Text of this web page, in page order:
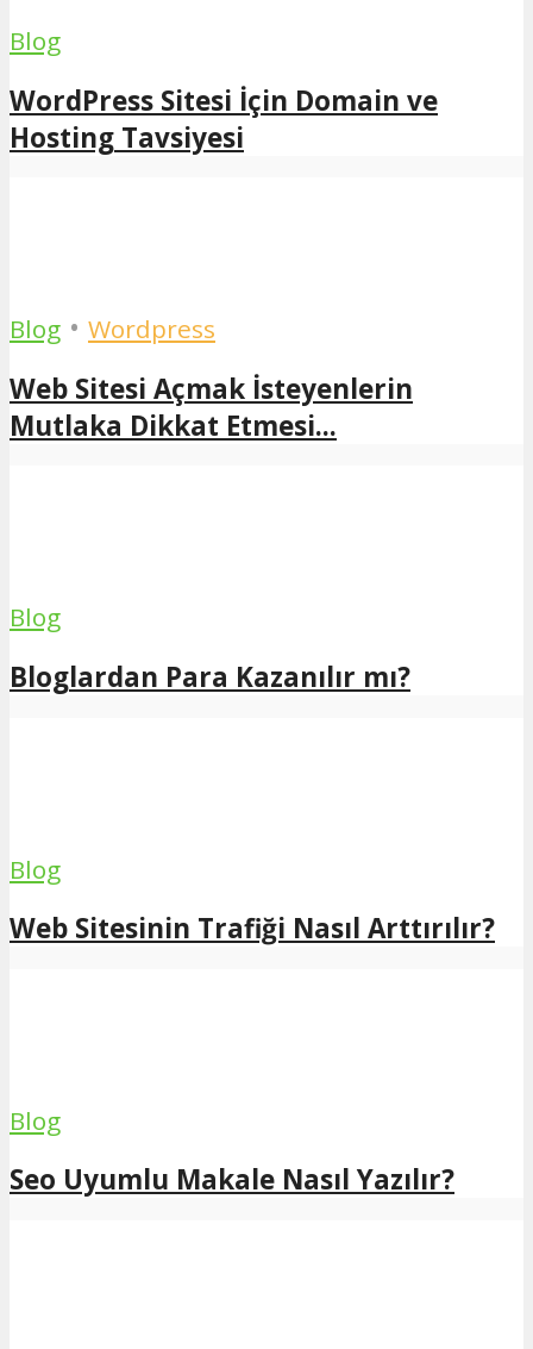
Blog
WordPress Sitesi İçin Domain ve
Hosting Tavsiyesi
Blog • Wordpress
Web Sitesi Açmak İsteyenlerin
Mutlaka Dikkat Etmesi...
Blog
Bloglardan Para Kazanılır mı?
Blog
Web Sitesinin Trafiği Nasıl Arttırılır?
Blog
Seo Uyumlu Makale Nasıl Yazılır?